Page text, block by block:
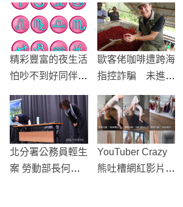
精彩豐富的夜生活
怕吵不到好同伴
最適合的選擇
歐客佬咖啡遭跨海
指控詐騙 未進貨
中檢分案偵辦
北分署公務員輕生
案 勞動部長何佩
YouTuber Crazy
熊吐槽網紅影片觀